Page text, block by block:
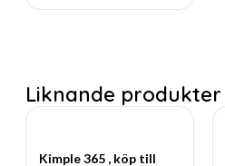
Liknande produkter
Kimple 365 , köp till